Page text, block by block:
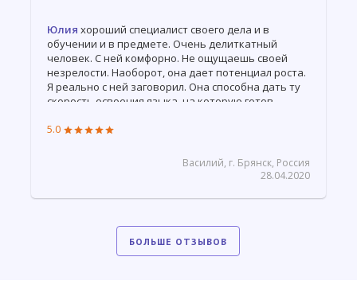
Юлия хороший специалист своего дела и в
обучении и в предмете. Очень делиткатный
человек. С ней комфорно. Не ощущаешь своей
незрелости. Наоборот, она дает потенциал роста.
Я реально с ней заговорил. Она способна дать ту
cкорость освоения языка, на которую готов
определенный запрос, она чутко откликается на
Низкий ей поклон за ее помощь мне в освоении
английского и за ее терпение. Елена, Вам также
5.0
Василий, г. Брянск, Россия
28.04.2020
БОЛЬШЕ ОТЗЫВОВ